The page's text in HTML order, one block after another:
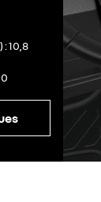
10,8